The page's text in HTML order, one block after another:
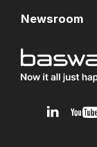
Newsroom